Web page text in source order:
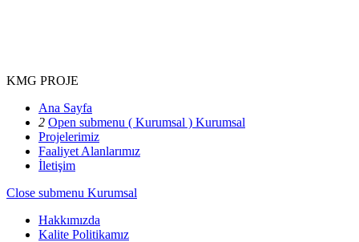
KMG PROJE
Ana Sayfa
2 Open submenu ( Kurumsal ) Kurumsal
Projelerimiz
Faaliyet Alanlarımız
İletişim
Close submenu Kurumsal
Hakkımızda
Kalite Politikamız